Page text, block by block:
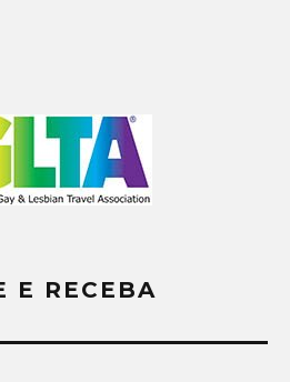
E RECEBA